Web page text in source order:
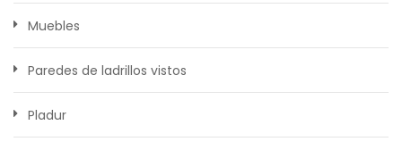
Muebles
Paredes de ladrillos vistos
Pladur